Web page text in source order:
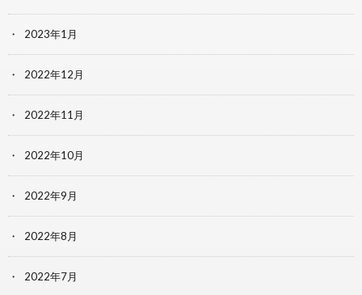
2023年1月
2022年12月
2022年11月
2022年10月
2022年9月
2022年8月
2022年7月